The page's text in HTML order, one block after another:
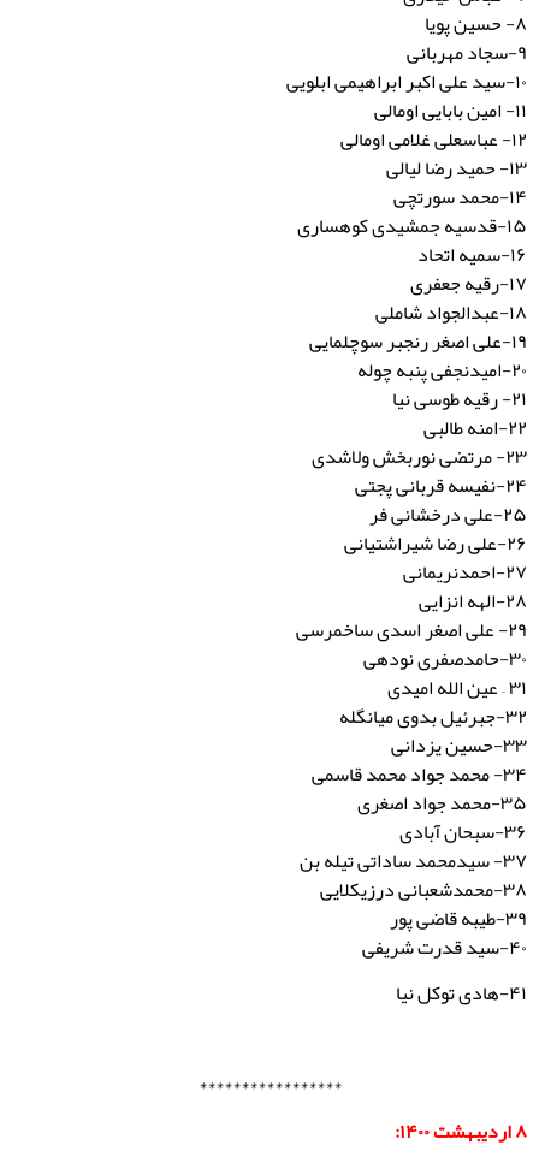
۸- حسین پویا
۹-سجاد مهربانی
۱۰-سید علی اکبر ابراهیمی ابلویی
۱۱- امین بابایی اومالی
۱۲- عباسعلی غلامی اومالی
۱۳- حمید رضا لیالی
۱۴-محمد سورتچی
۱۵-قدسیه جمشیدی کوهساری
۱۶-سمیه اتحاد
۱۷-رقیه جعفری
۱۸-عبدالجواد شاملی
۱۹-علی اصغر رنجبر سوچلمایی
۲۰-امیدنجفی پنبه چوله
۲۱- رقیه طوسی نیا
۲۲-امنه طالبی
۲۳- مرتضی نوربخش ولاشدی
۲۴-نفیسه قربانی پجتی
۲۵-علی درخشانی فر
۲۶-علی رضا شیراشتیانی
۲۷-احمدنریمانی
۲۸-الهه انزایی
۲۹- علی اصغر اسدی ساخمرسی
۳۰-حامدصفری نودهی
۳۱ – عین الله امیدی
۳۲-جبرئیل بدوی میانگله
۳۳-حسین یزدانی
۳۴- محمد جواد محمد قاسمی
۳۵-محمد جواد اصغری
۳۶-سبحان آبادی
۳۷- سیدمحمد ساداتی تیله بن
۳۸-محمدشعبانی درزیکلایی
۳۹-طیبه قاضی پور
۴۰-سید قدرت شریفی
۴۱-هادی توکل نیا
*****************
۸ اردیبهشت ۱۴۰۰: